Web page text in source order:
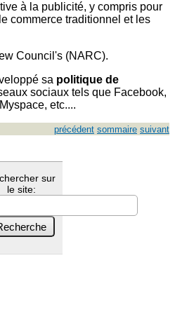
à la publicité, y compris pour
commerce traditionnel et les
Council's (NARC).
sa politique de
sociaux tels que Facebook,
etc....
précédent sommaire suivant
sur
le site: